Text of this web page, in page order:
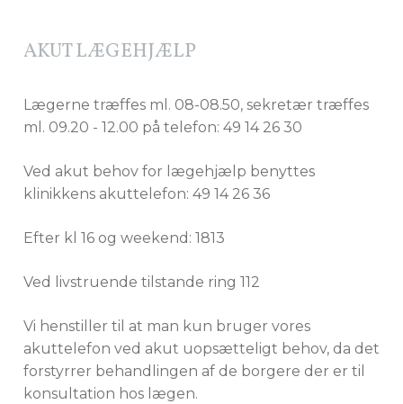
AKUT LÆGEHJÆLP
Lægerne træffes ml. 08-08.50, sekretær træffes
ml. 09.20 - 12.00 på telefon: 49 14 26 30
Ved akut behov for lægehjælp benyttes
klinikkens akuttelefon: 49 14 26 36
Efter kl 16 og weekend: 1813
Ved livstruende tilstande ring 112
Vi henstiller til at man kun bruger vores
akuttelefon ved akut uopsætteligt behov, da det
forstyrrer behandlingen af de borgere der er til
konsultation hos lægen.